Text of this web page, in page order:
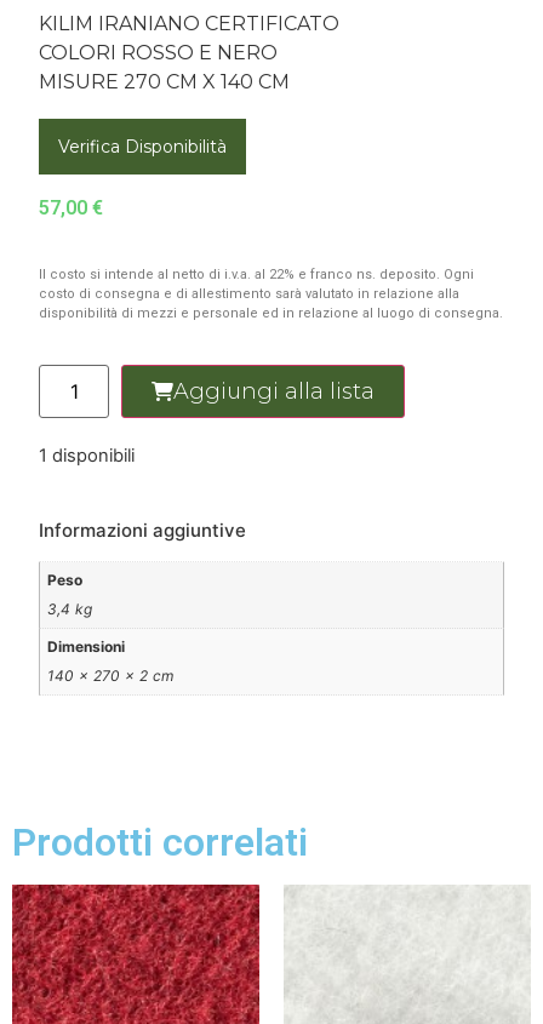
KILIM IRANIANO CERTIFICATO
COLORI ROSSO E NERO
MISURE 270 CM X 140 CM
Verifica Disponibilità
57,00 €
Il costo si intende al netto di i.v.a. al 22% e franco ns. deposito. Ogni
costo di consegna e di allestimento sarà valutato in relazione alla
disponibilità di mezzi e personale ed in relazione al luogo di consegna.
Aggiungi alla lista
1 disponibili
Informazioni aggiuntive
Peso
3,4 kg
Dimensioni
140 × 270 × 2 cm
Prodotti correlati